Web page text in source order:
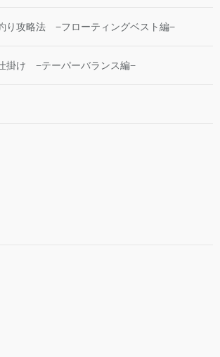
り攻略法 −フローティングベスト編−
掛け −テーパーバランス編−